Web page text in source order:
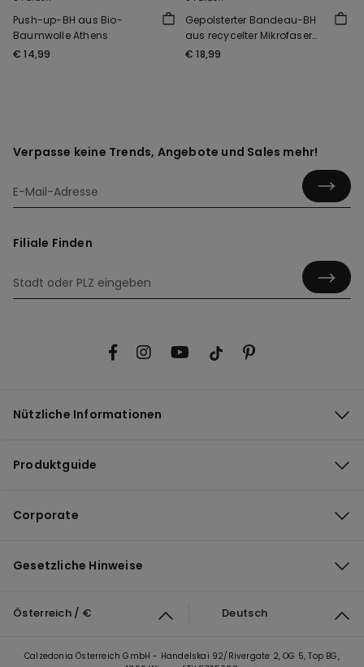
Push-up-BH aus Bio-
Baumwolle Athens
€ 14,99
Gepolsterter Bandeau-BH
aus recycelter Mikrofaser
mit Ausschnitt
€ 18,99
Verpasse keine Trends, Angebote und Sales mehr!
Filiale Finden
Nützliche Informationen
Produktguide
Corporate
Gesetzliche Hinweise
Österreich / € Deutsch
Calzedonia Österreich GmbH - Handelskai 92/Rivergate 2, OG 5, Top BG,